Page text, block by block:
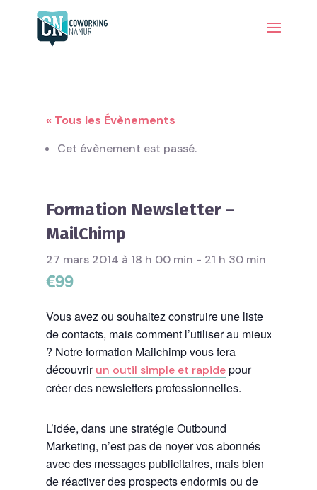
« Tous les Évènements
Cet évènement est passé.
Formation Newsletter –
MailChimp
27 mars 2014 à 18 h 00 min - 21 h 30 min
€99
Vous avez ou souhaitez construire une liste
de contacts, mais comment l’utiliser au mieux
? Notre formation Mailchimp vous fera
découvrirun outil simple et rapidepour
créer des newsletters professionnelles.
L’idée, dans une stratégie Outbound
Marketing, n’est pas de noyer vos abonnés
avec des messages publicitaires, mais bien
de réactiver des prospects endormis ou de